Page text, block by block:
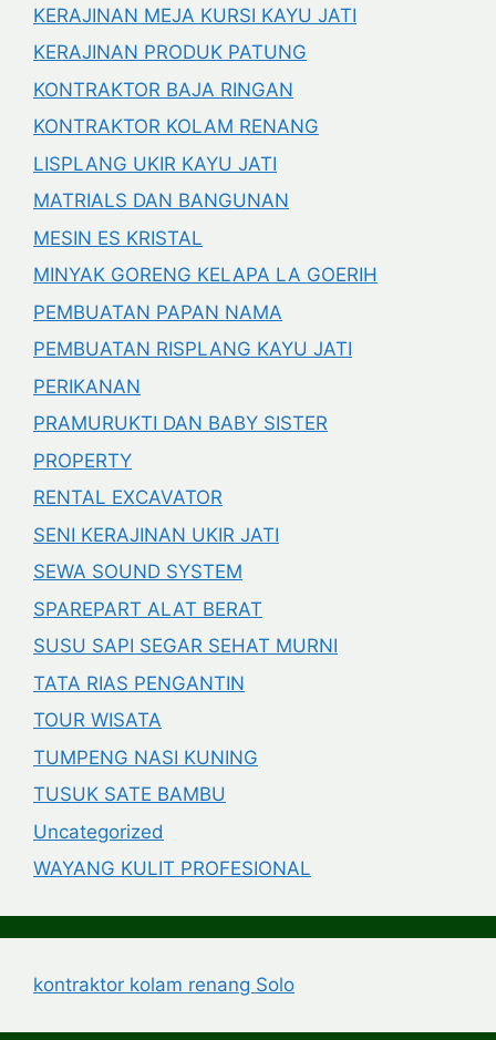
KERAJINAN MEJA KURSI KAYU JATI
KERAJINAN PRODUK PATUNG
KONTRAKTOR BAJA RINGAN
KONTRAKTOR KOLAM RENANG
LISPLANG UKIR KAYU JATI
MATRIALS DAN BANGUNAN
MESIN ES KRISTAL
MINYAK GORENG KELAPA LA GOERIH
PEMBUATAN PAPAN NAMA
PEMBUATAN RISPLANG KAYU JATI
PERIKANAN
PRAMURUKTI DAN BABY SISTER
PROPERTY
RENTAL EXCAVATOR
SENI KERAJINAN UKIR JATI
SEWA SOUND SYSTEM
SPAREPART ALAT BERAT
SUSU SAPI SEGAR SEHAT MURNI
TATA RIAS PENGANTIN
TOUR WISATA
TUMPENG NASI KUNING
TUSUK SATE BAMBU
Uncategorized
WAYANG KULIT PROFESIONAL
kontraktor kolam renang Solo